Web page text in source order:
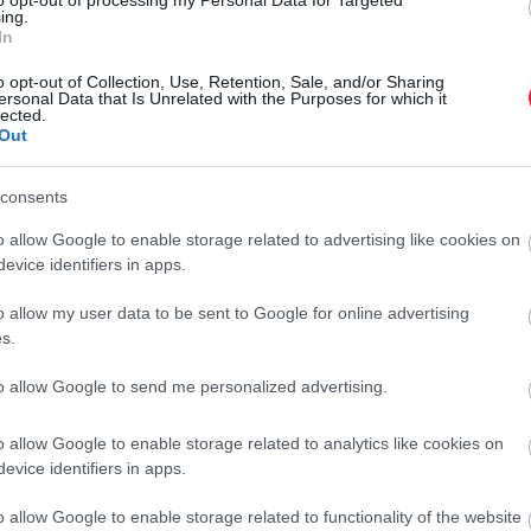
opt-out of Collection, Use, Retention, Sale, and/or Sharing
Data that Is Unrelated with the Purposes for which it
allow Google to enable storage related to advertising like cookies on
identifiers in apps.
allow my user data to be sent to Google for online advertising
allow Google to send me personalized advertising.
allow Google to enable storage related to analytics like cookies on
identifiers in apps.
allow Google to enable storage related to functionality of the website
mindenkit lenyűgöz könnyed,
pelyhes textúrájával és isteni ízével.
mindenképp érdemes elkészítened
pofonegyszerű receptet.
Könnyű és puha: így
HAMU ÉS GYÉMÁNT